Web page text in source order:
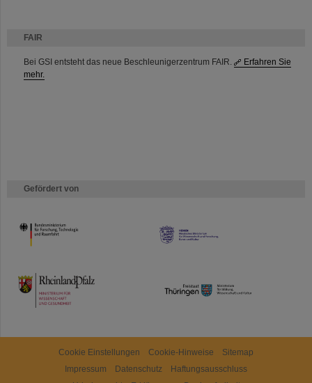
FAIR
Bei GSI entsteht das neue Beschleunigerzentrum FAIR.
Erfahren Sie
mehr.
Gefördert von
HMWK
TMWWDG
Cookie Einstellungen Cookie-Hinweise
Sitemap
Impressum
Datenschutz
Haftungsausschluss